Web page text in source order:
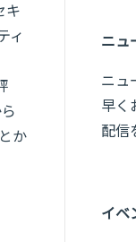
キ
ィ
か
ニュ
ニュ
早く
配信
イベ